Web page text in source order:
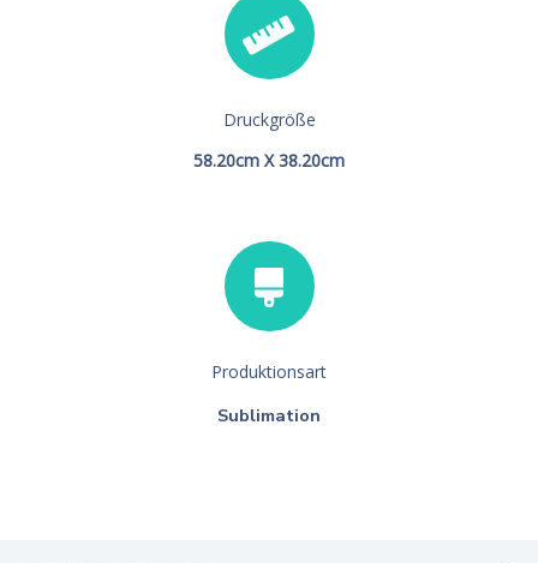
Druckgröße
58.20cm X 38.20cm
Produktionsart
Sublimation